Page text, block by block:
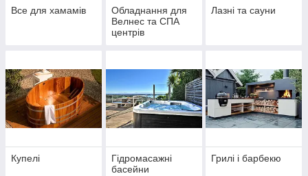
Все для хамамів
Обладнання для
Велнес та СПА
центрів
Лазні та сауни
Купелі
Гідромасажні
басейни
Грилі і барбекю